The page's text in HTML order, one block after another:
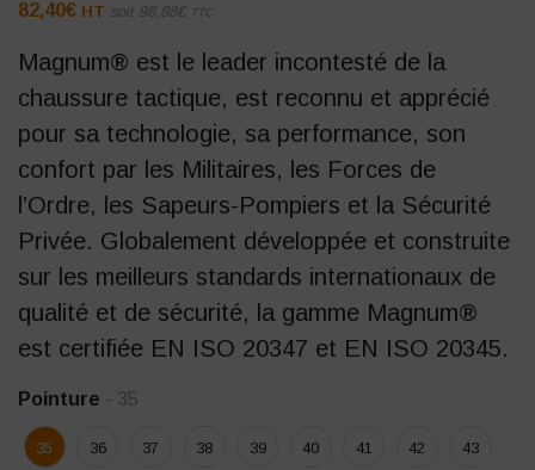
82,40€ HT soit 98,88€ TTC
Magnum® est le leader incontesté de la
chaussure tactique, est reconnu et apprécié
pour sa technologie, sa performance, son
confort par les Militaires, les Forces de
l’Ordre, les Sapeurs-Pompiers et la Sécurité
Privée. Globalement développée et construite
sur les meilleurs standards internationaux de
qualité et de sécurité, la gamme Magnum®
est certifiée EN ISO 20347 et EN ISO 20345.
Pointure - 35
35 36 37 38 39 40 41 42 43